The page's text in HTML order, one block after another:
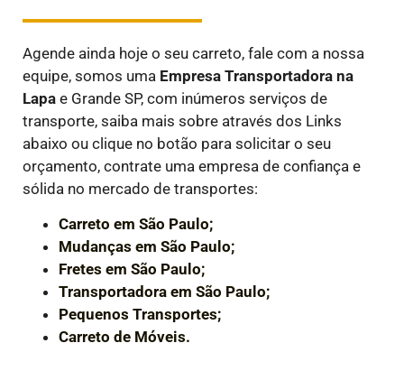
Agende ainda hoje o seu carreto, fale com a nossa
equipe, somos uma Empresa Transportadora na
Lapa e Grande SP, com inúmeros serviços de
transporte, saiba mais sobre através dos Links
abaixo ou clique no botão para solicitar o seu
orçamento, contrate uma empresa de confiança e
sólida no mercado de transportes:
Carreto em São Paulo;
Mudanças em São Paulo;
Fretes em São Paulo;
Transportadora em São Paulo;
Pequenos Transportes;
Carreto de Móveis.